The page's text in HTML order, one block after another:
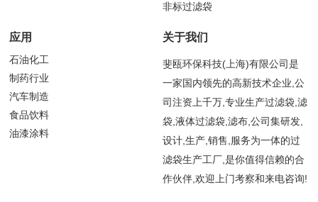
非标过滤袋
应用
石油化工
制药行业
汽车制造
食品饮料
油漆涂料
关于我们
斐瓯环保科技(上海)有限公司是
一家国内领先的高新技术企业,公
司注资上千万,专业生产过滤袋,滤
袋,液体过滤袋,滤布,公司集研发,
设计,生产,销售,服务为一体的过
滤袋生产工厂,是你值得信赖的合
作伙伴,欢迎上门考察和来电咨询!